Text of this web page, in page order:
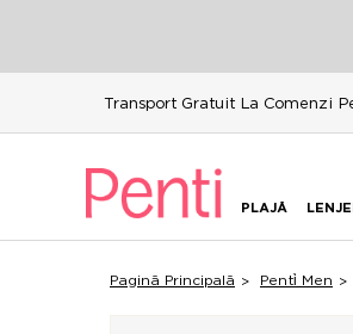
Transport Gratuit La Comenzi
PLAJĂ
Pagină Principală Penti̇ Men